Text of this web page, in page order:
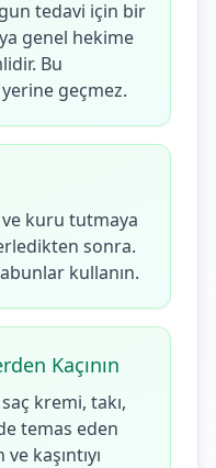
tedavi için bir
genel hekime
Bu
geçmez.
kuru tutmaya
sonra.
kullanın.
Kaçının
kremi, takı,
temas eden
kaşıntıyı